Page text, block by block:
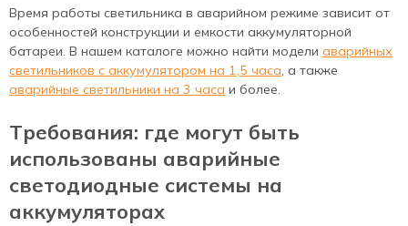
Время работы светильника в аварийном режиме зависит от
особенностей конструкции и емкости аккумуляторной
батареи. В нашем каталоге можно найти модели аварийных
светильников с аккумулятором на 1,5 часа, а также
аварийные светильники на 3 часа и более.
Требования: где могут быть
использованы аварийные
светодиодные системы на
аккумуляторах